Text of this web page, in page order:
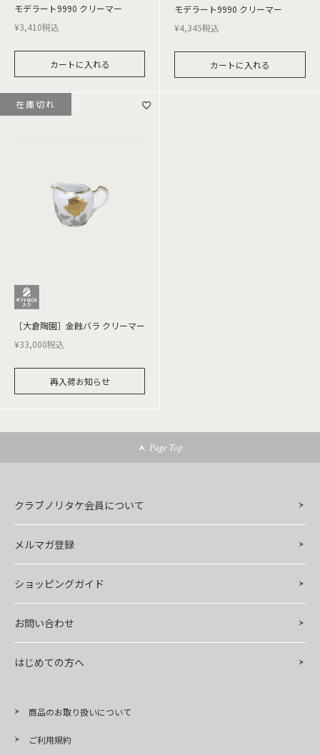
モデラート9990 クリーマー
¥3,410税込
カートに入れる
モデラート9990 クリーマー
¥4,345税込
カートに入れる
［大倉陶園］金蝕バラ クリーマー
¥33,000税込
再入荷お知らせ
在庫切れ
Page Top
クラブノリタケ会員について
メルマガ登録
ショッピングガイド
お問い合わせ
はじめての方へ
商品のお取り扱いについて
ご利用規約